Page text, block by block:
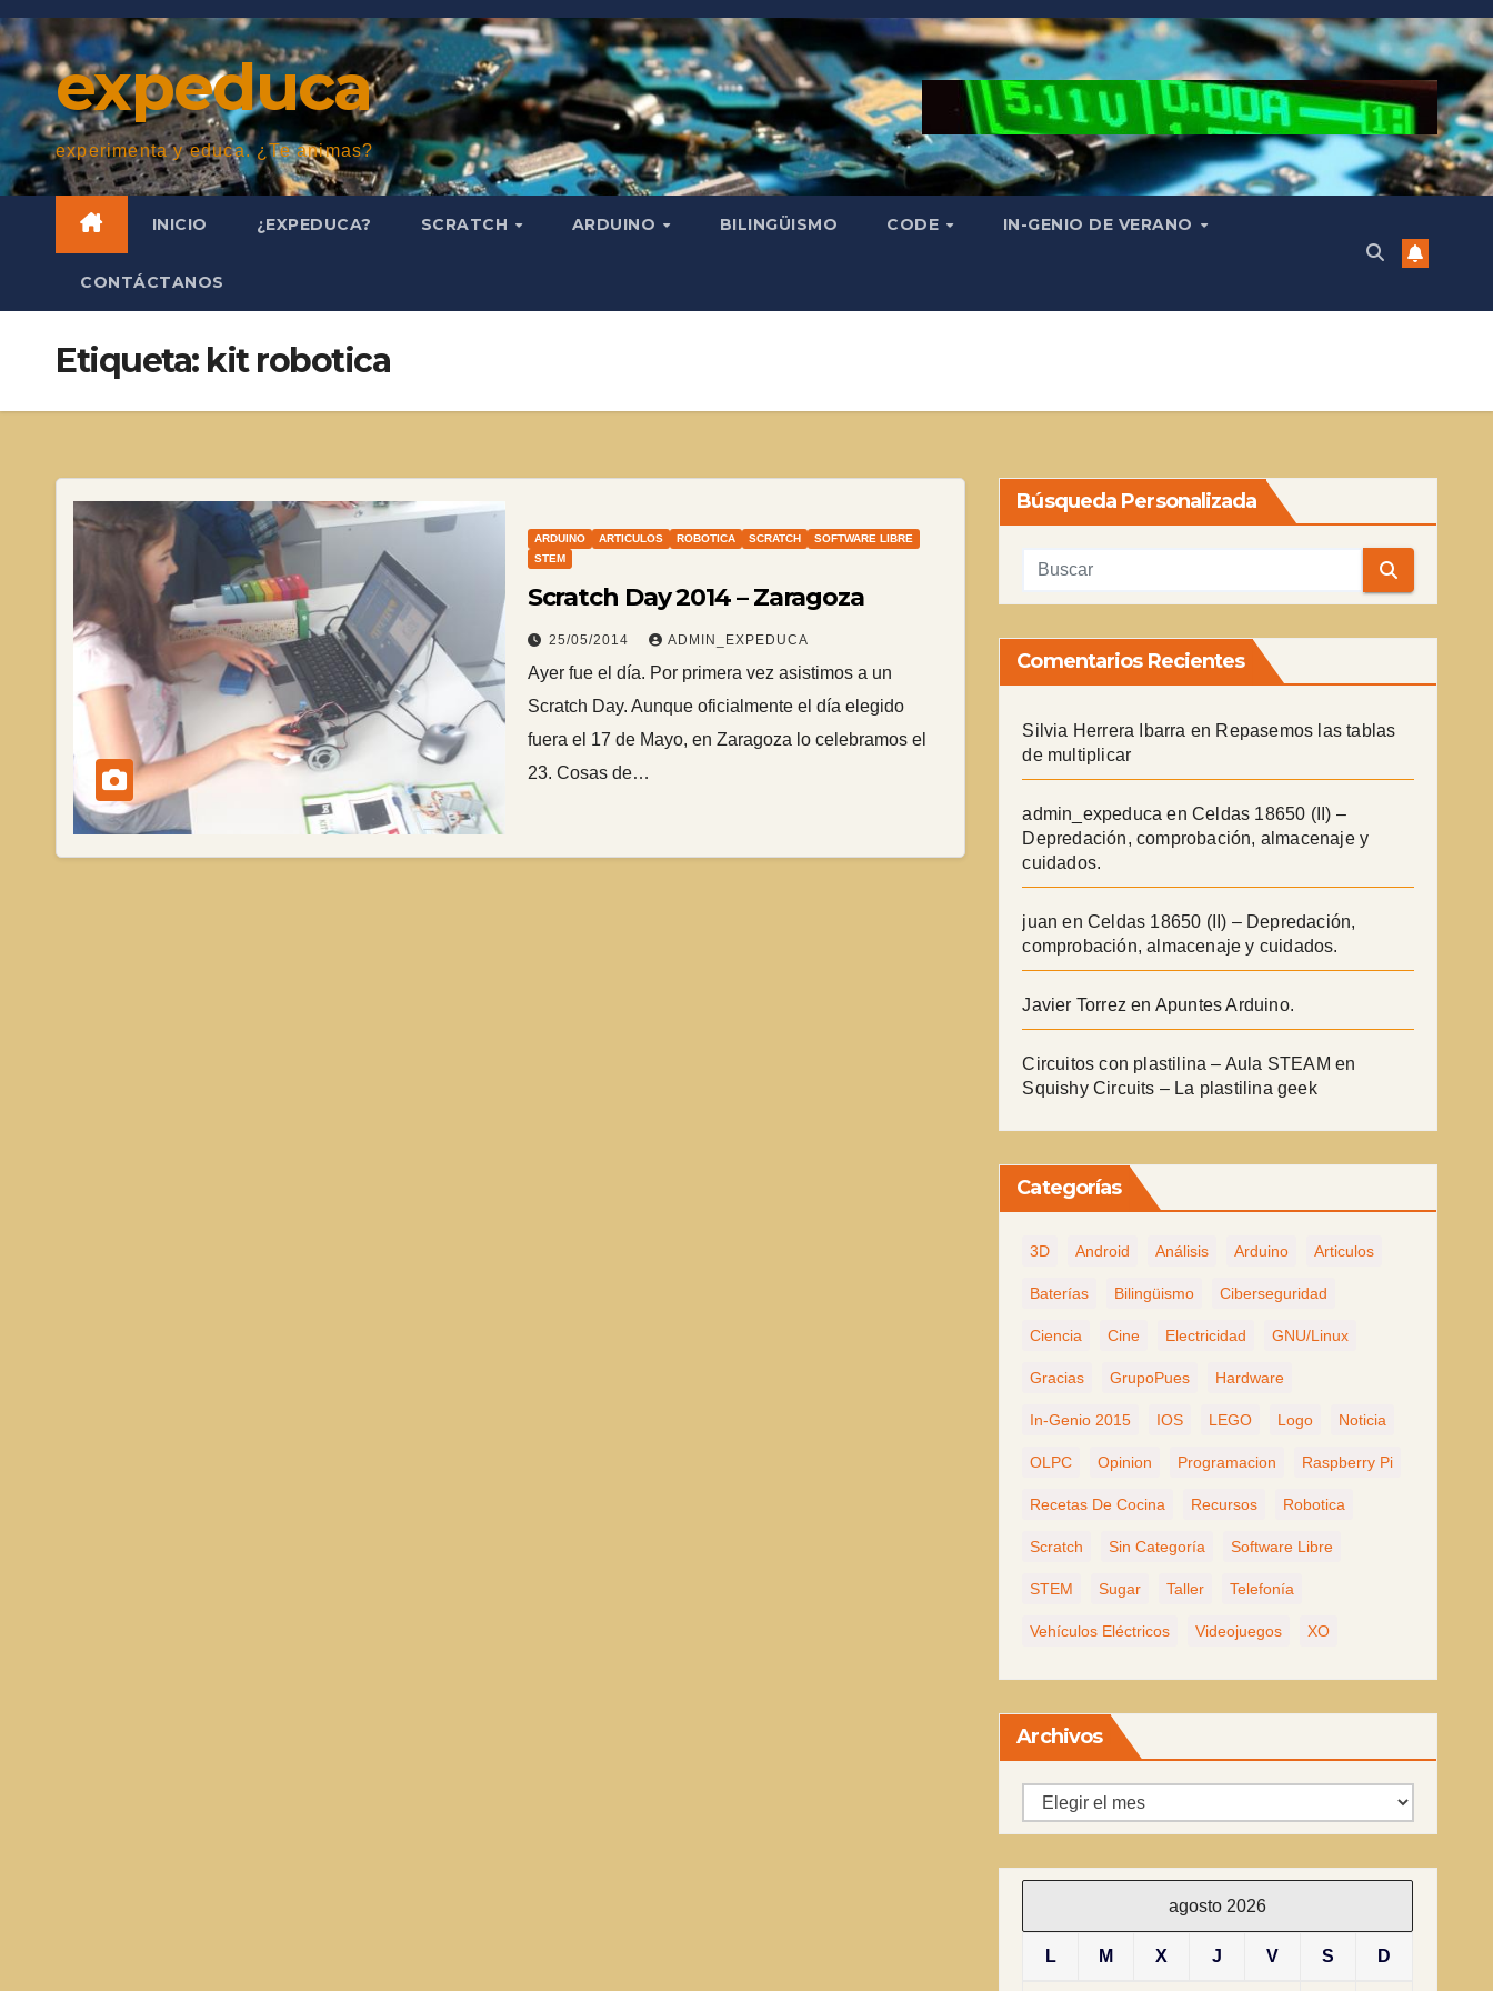
Saltar
al
contenidoexpeduca
experimenta y educa. ¿Te animas?
INICIO ¿EXPEDUCA? SCRATCH ARDUINO BILINGÜISMO CODE IN-GENIO DE VERANO
CONTÁCTANOS
Etiqueta: kit robotica
ARDUINO ARTICULOS ROBOTICA SCRATCH
SOFTWARE LIBRE
STEM
Scratch Day 2014 – Zaragoza
25/05/2014 ADMIN_EXPEDUCA
Ayer fue el día. Por primera vez asistimos a un
Scratch Day. Aunque oficialmente el día elegido
fuera el 17 de Mayo, en Zaragoza lo celebramos el
23. Cosas de…
Búsqueda Personalizada
Comentarios Recientes
Silvia Herrera Ibarra en Repasemos las tablas
de multiplicar
admin_expeduca en Celdas 18650 (II) –
Depredación, comprobación, almacenaje y
cuidados.
juan en Celdas 18650 (II) – Depredación,
comprobación, almacenaje y cuidados.
Javier Torrez en Apuntes Arduino.
Circuitos con plastilina – Aula STEAM en
Squishy Circuits – La plastilina geek
Categorías
3D Android Análisis Arduino Articulos
Baterías Bilingüismo Ciberseguridad
Ciencia Cine Electricidad GNU/Linux
Gracias GrupoPues Hardware
In-Genio 2015 IOS LEGO Logo Noticia
OLPC Opinion Programacion Raspberry Pi
Recetas De Cocina Recursos Robotica
Scratch Sin Categoría Software Libre
STEM Sugar Taller Telefonía
Vehículos Eléctricos Videojuegos XO
Archivos
Archivos
agosto 2026
L M X J V S D